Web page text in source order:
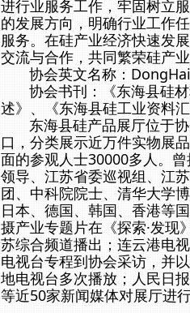
进行业服务工作，牢固树立
的发展方向，明确行业工作
服务。在硅产业经济快速发
交流与合作，共同繁荣硅产业
协会英文名称：DongHai
协会书刊：《东海县硅材
述》、《东海县硅工业资料
东海县硅产品展厅位于协
口，分类展示近万件实物展
面的参观人士30000多人。
领导、江苏省委巡视组、江
团、中科院院士、清华大学
日本、德国、韩国、香港等
摄产业专题片在《探索·发现
苏综合频道播出；连云港电
电视台专程到协会采访，并
地电视台多次播放；人民日
等近50家新闻媒体对展厅进行